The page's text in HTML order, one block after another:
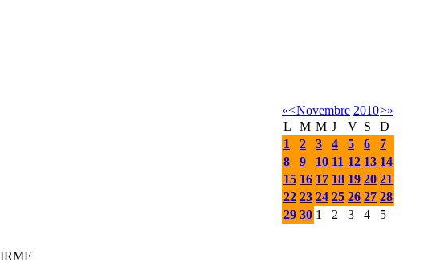
«<Novembre 2010>»
L
M M J V S
D
1
2 3 4 5 6
7
8
9 10 11 12 13 14
15 16 17 18 19 20 21
22 23 24 25 26 27 28
29 30 1 2 3 4
5